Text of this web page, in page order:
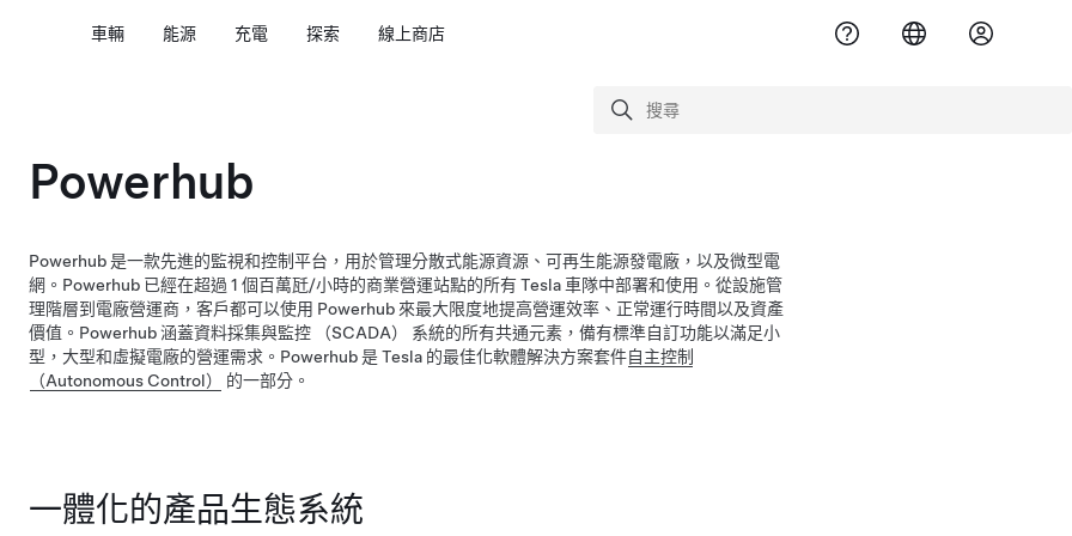
車輛 能源 充電 探索 線上商店
搜尋
搜尋
Powerhub
Powerhub 是一款先進的監視和控制平台，用於管理分散式能源資源、可再生能源發電廠，以及微型電
網。Powerhub 已經在超過 1 個百萬瓩/小時的商業營運站點的所有 Tesla 車隊中部署和使用。從設施管
理階層到電廠營運商，客戶都可以使用 Powerhub 來最大限度地提高營運效率、正常運行時間以及資產
價值。Powerhub 涵蓋資料採集與監控 （SCADA） 系統的所有共通元素，備有標準自訂功能以滿足小
型，大型和虛擬電廠的營運需求。Powerhub 是 Tesla 的最佳化軟體解決方案套件自主控制
（Autonomous Control）
的一部分。
一體化的產品生態系統